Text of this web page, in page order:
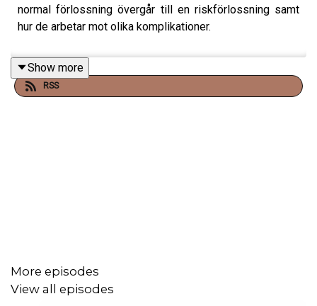
normal förlossning övergår till en riskförlossning samt
hur de arbetar mot olika komplikationer.
Show more
RSS
More episodes
View all episodes